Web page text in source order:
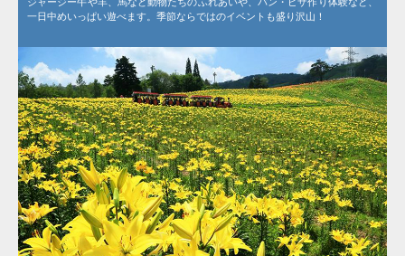
一日中めいっぱい遊べます。季節ならではのイベントも盛り沢山！